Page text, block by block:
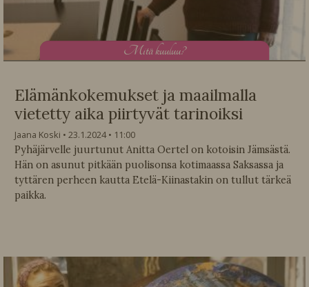
Mitä kuuluu?
Elämänkokemukset ja maailmalla
vietetty aika piirtyvät tarinoiksi
Jaana Koski 23.1.2024
11:00
Pyhäjärvelle juurtunut Anitta Oertel on kotoisin Jämsästä.
Hän on asunut pitkään puolisonsa kotimaassa Saksassa ja
tyttären perheen kautta Etelä-Kiinastakin on tullut tärkeä
paikka.